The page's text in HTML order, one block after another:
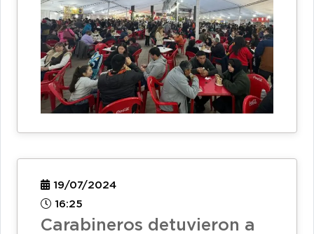
19/07/2024
16:25
Carabineros detuvieron a